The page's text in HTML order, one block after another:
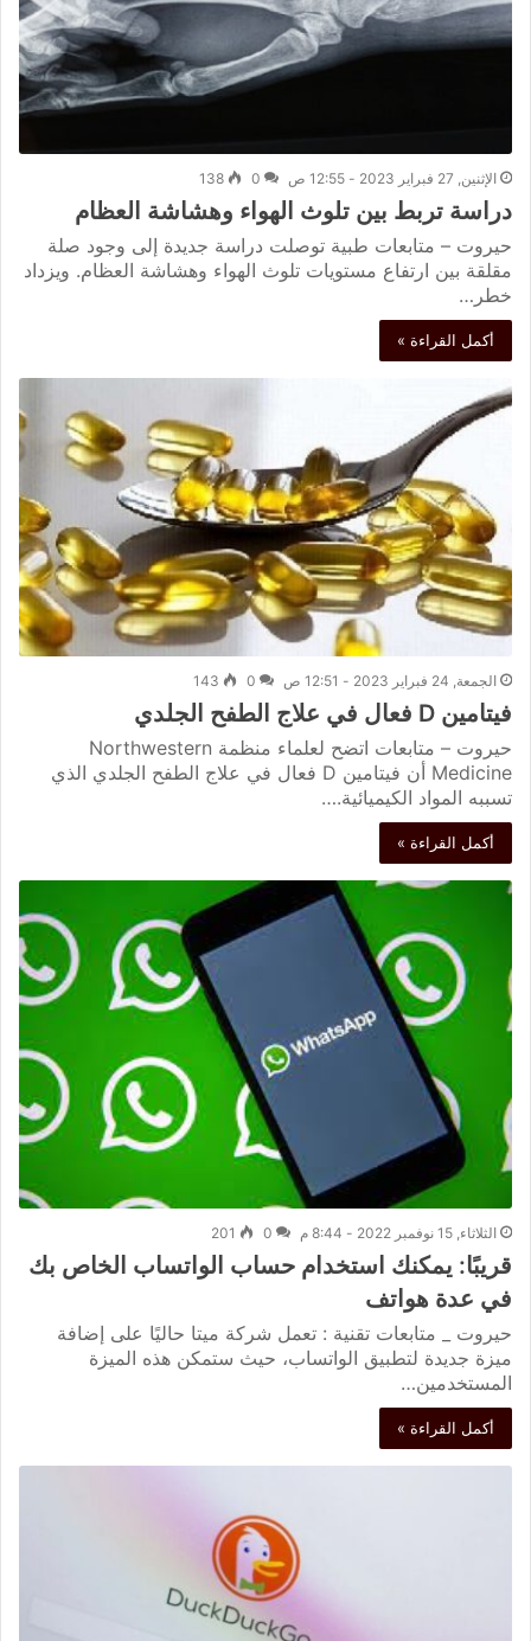
الإثنين, 27 فبراير 2023 - 12:55 ص 0
138
دراسة تربط بين تلوث الهواء وهشاشة العظام
حيروت – متابعات طبية توصلت دراسة جديدة إلى وجود صلة
مقلقة بين ارتفاع مستويات تلوث الهواء وهشاشة العظام. ويزداد
خطر…
أكمل القراءة »
الجمعة, 24 فبراير 2023 - 12:51 ص 0
143
فيتامين D فعال في علاج الطفح الجلدي
حيروت – متابعات اتضح لعلماء منظمة Northwestern
Medicine أن فيتامين D فعال في علاج الطفح الجلدي الذي
تسببه المواد الكيميائية.…
أكمل القراءة »
الثلاثاء, 15 نوفمبر 2022 - 8:44 م 0
201
قريبًا: يمكنك استخدام حساب الواتساب الخاص بك
في عدة هواتف
حيروت _ متابعات تقنية : تعمل شركة ميتا حاليًا على إضافة
ميزة جديدة لتطبيق الواتساب، حيث ستمكن هذه الميزة
المستخدمين…
أكمل القراءة »